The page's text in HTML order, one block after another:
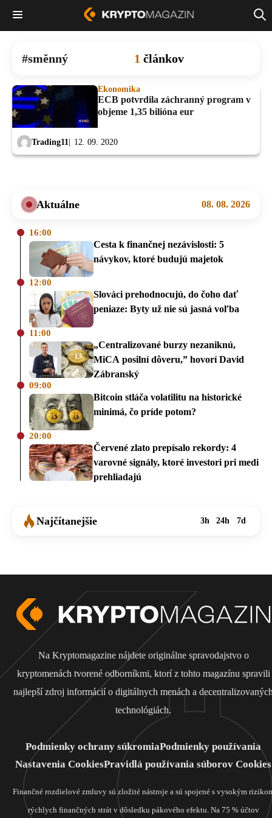
směnný 1 článkov
Ekonomika
ECB potvrdila záchranný program v
objeme 1,35 bilióna eur
Trading11 12. 09. 2020
Aktuálne 08. 08. 2026
16:00
Cesta k finančnej nezávislosti: 5
návykov, ktoré budujú majetok
12:00
Slováci prehodnocujú, do čoho dať
peniaze: Byty už nie sú jasná voľba
11:00
„Centralizované burzy nezaniknú,
MiCA posilní dôveru,” hovorí David
Zábranský
09:00
Bitcoin stláča volatilitu na historické
minimá, čo príde potom?
20:00
Červené zlato prepísalo rekordy: 4
varovné signály, ktoré investori pri medi
prehliadajú
Najčítanejšie 3h 24h 7d
Na Kryptomagazine nájdete originálne spravodajstvo o
kryptomenách tvorené odborníkmi, ktorí z tohto magazínu spravili
najlepší zdroj informácií o digitálnych menách a
technológiách.
Podmienky ochrany súkromiaPodmienky používania
Nastavenia CookiesPravidlá používania súborov Cookies
Finančné rozdielové zmluvy sú zložité nástroje a sú spojené s vysokým
rýchlych finančných strát v dôsledku pákového efektu. Na 75 % účtov